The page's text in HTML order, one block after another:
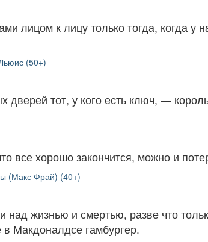
лицом к лицу только тогда, когда у
(50+)
дверей тот, у кого есть ключ, —
все хорошо закончится, можно и
(Макс Фрай) (40+)
над жизнью и смертью, разве что
в Макдоналдсе гамбургер.